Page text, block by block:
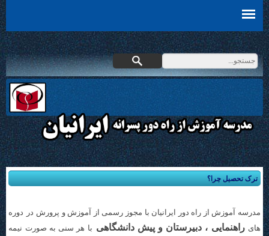
ترک تحصیل چرا؟
مدرسه آموزش از راه دور ایرانیان با مجوز رسمی از آموزش و پرور ش در دوره
هایراهنمایی ، دبیرستان و پیش دانشگاهی با هر سنی به صورت نیمه